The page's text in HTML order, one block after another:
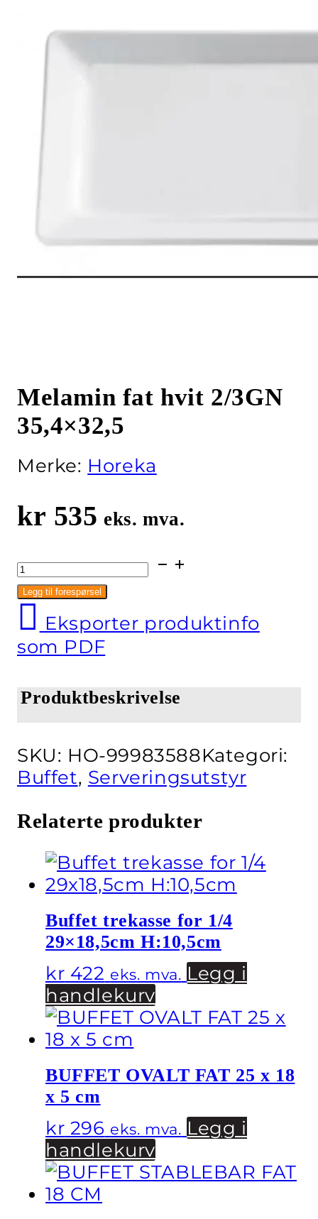
Melamin fat hvit 2/3GN
35,4×32,5
Merke: Horeka
kr 535 eks. mva.
Melamin
fat
hvit
2/3GN
35,4x32,5
Legg til forespørsel
Eksporter produktinfo
som PDF
Produktbeskrivelse
SKU: HO-99983588Kategori:
Buffet, Serveringsutstyr
Relaterte produkter
Buffet trekasse for 1/4
29×18,5cm H:10,5cm
kr 422 eks. mva. Legg i
handlekurv
BUFFET OVALT FAT 25 x 18
x 5 cm
kr 296 eks. mva. Legg i
handlekurv